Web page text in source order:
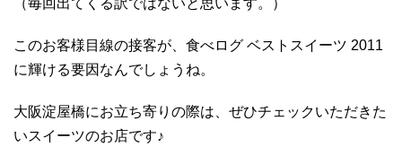
（毎回出てくる訳ではないと思います。）
このお客様目線の接客が、食べログ ベストスイーツ 2011
に輝ける要因なんでしょうね。
大阪淀屋橋にお立ち寄りの際は、ぜひチェックいただきた
いスイーツのお店です♪